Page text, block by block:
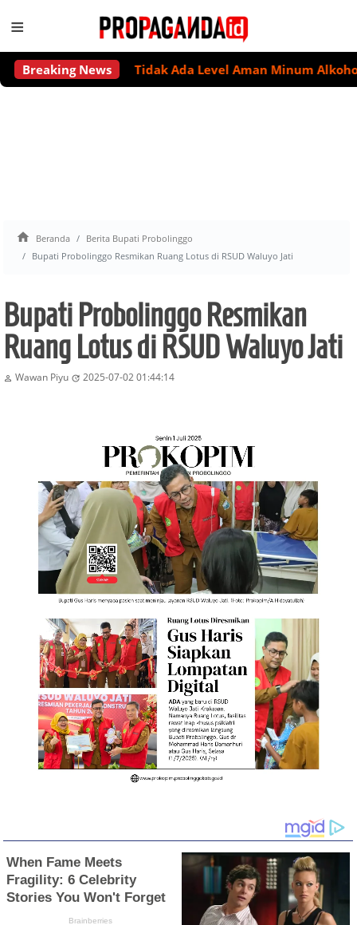
≡
Breaking NewsTidak Ada Level Aman Minum Alkohol
 Beranda
Berita Bupati Probolinggo
Bupati Probolinggo Resmikan Ruang Lotus di RSUD Waluyo Jati
Bupati Probolinggo Resmikan
Ruang Lotus di RSUD Waluyo Jati
 Wawan Piyu  2025-07-02 01:44:14